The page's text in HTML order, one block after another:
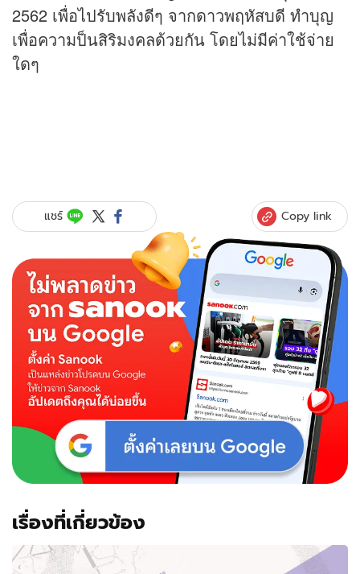
2562 เพื่อไปรับพลังดีๆ จากดาวพฤหัสบดี ทำบุญ
เพื่อความป็นสิริมงคลด้วยกัน โดยไม่มีค่าใช้จ่าย
ใดๆ
แชร์ Copy link
เรื่องที่เกี่ยวข้อง